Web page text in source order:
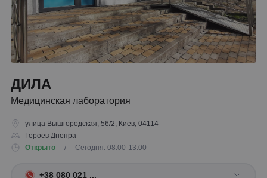
ДИЛА
Медицинская лаборатория
улица Вышгородская, 56/2, Киев, 04114
Героев Днепра
Открыто
/ Сегодня: 08:00-13:00
+38 080 021 ...